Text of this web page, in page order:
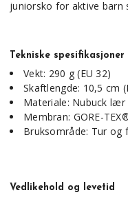
juniorsko for aktive barn
Tekniske spesifikasjoner
Vekt: 290 g (EU 32)
Skaftlengde: 10,5 cm
Materiale: Nubuck lær
Membran: GORE-
Bruksområde: Tur og
Vedlikehold og levetid